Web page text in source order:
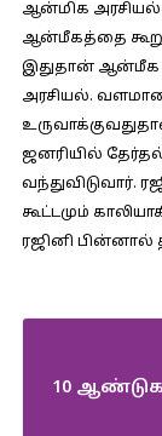
ஆன்மிக அரசியல்
ஆன்மீகத்தை
இதுதான் ஆன்மீக
அரசியல்.
ஜனரியில் தேர்தல்
வந்துவிடுவார்.
கூட்டமும்
ரஜினி பின்னால்
10